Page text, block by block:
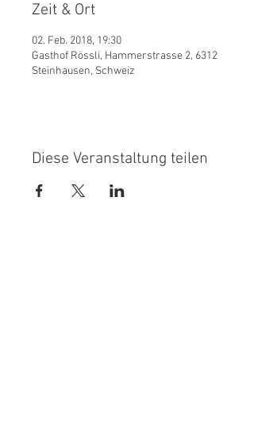
Zeit & Ort
02. Feb. 2018, 19:30
Gasthof Rössli, Hammerstrasse 2, 6312
Steinhausen, Schweiz
Diese Veranstaltung teilen